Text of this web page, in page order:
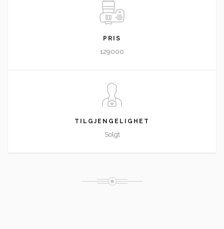
PRIS
129000
TILGJENGELIGHET
Solgt